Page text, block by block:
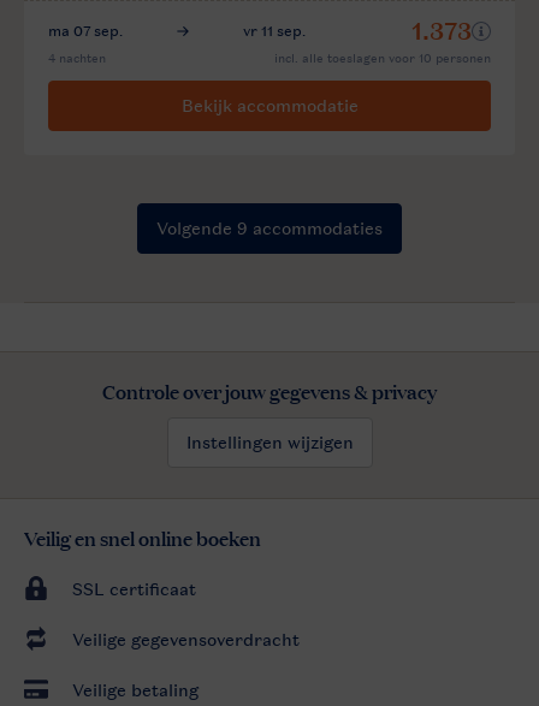
Controle over jouw gegevens & privacy
Instellingen wijzigen
Veilig en snel online boeken
SSL certificaat
Veilige gegevensoverdracht
Veilige betaling